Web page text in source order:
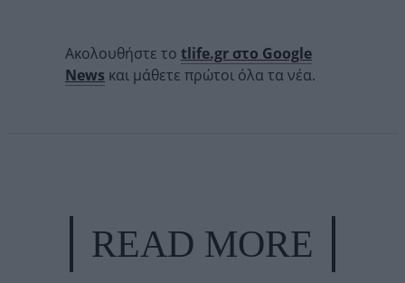
Ακολουθήστε το tlife.gr στο Google
News και μάθετε πρώτοι όλα τα νέα.
READ MORE